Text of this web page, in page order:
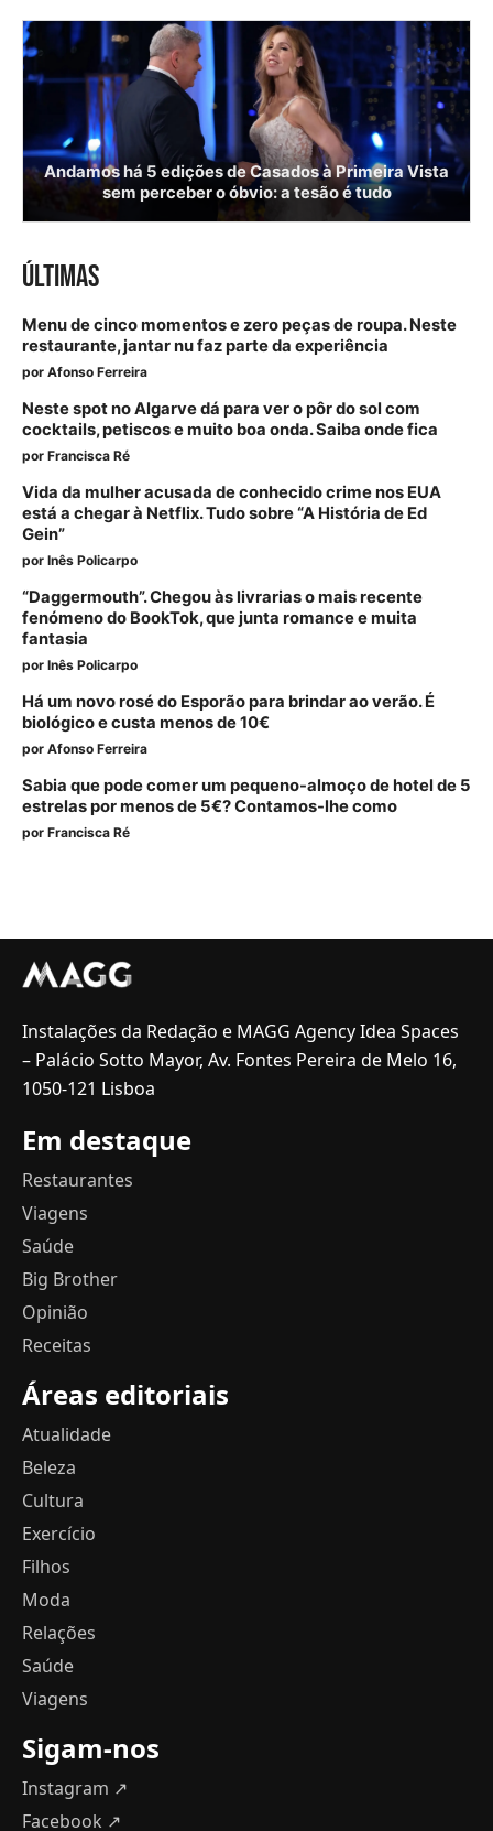
Andamos há 5 edições de Casados à Primeira Vista
sem perceber o óbvio: a tesão é tudo
ÚLTIMAS
Menu de cinco momentos e zero peças de roupa. Neste
restaurante, jantar nu faz parte da experiência
por Afonso Ferreira
Neste spot no Algarve dá para ver o pôr do sol com
cocktails, petiscos e muito boa onda. Saiba onde fica
por Francisca Ré
Vida da mulher acusada de conhecido crime nos EUA
está a chegar à Netflix. Tudo sobre “A História de Ed
Gein”
por Inês Policarpo
“Daggermouth”. Chegou às livrarias o mais recente
fenómeno do BookTok, que junta romance e muita
fantasia
por Inês Policarpo
Há um novo rosé do Esporão para brindar ao verão. É
biológico e custa menos de 10€
por Afonso Ferreira
Sabia que pode comer um pequeno-almoço de hotel de 5
estrelas por menos de 5€? Contamos-lhe como
por Francisca Ré
Instalações da Redação e MAGG Agency Idea Spaces
– Palácio Sotto Mayor, Av. Fontes Pereira de Melo 16,
1050-121 Lisboa
Em destaque
Restaurantes
Viagens
Saúde
Big Brother
Opinião
Receitas
Áreas editoriais
Atualidade
Beleza
Cultura
Exercício
Filhos
Moda
Relações
Saúde
Viagens
Sigam-nos
Instagram ↗
Facebook ↗